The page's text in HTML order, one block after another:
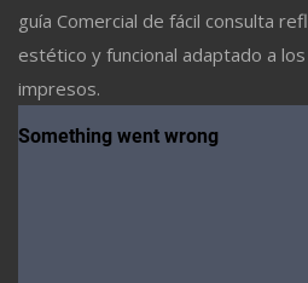
guía Comercial de fácil consulta
estético y funcional adaptado a
impresos.